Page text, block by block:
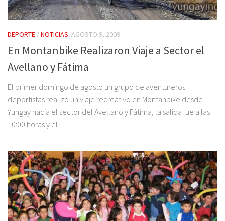
DEPORTE /NOTICIAS AGOSTO 9, 2009
En Montanbike Realizaron Viaje a Sector el
Avellano y Fátima
El primer domingo de agosto un grupo de aventureros
deportistas realizó un viaje recreativo en Montanbike desde
Yungay hacia el sector del Avellano y Fátima, la salida fue a las
10:00 horas y el...